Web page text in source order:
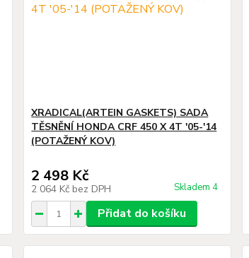
XRADICAL(ARTEIN GASKETS) SADA
TĚSNĚNÍ HONDA CRF 450 X 4T '05-'14
(POTAŽENÝ KOV)
2 498 Kč
2 064 Kč bez DPH Skladem 4
Přidat do košíku